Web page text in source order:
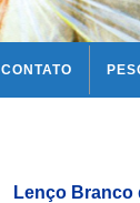
CONTATO
Lenço Branco